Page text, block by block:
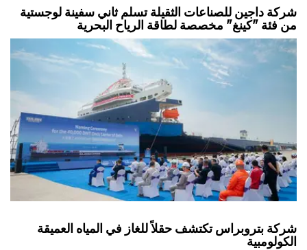
شركة داجين للصناعات الثقيلة تسلم ثاني سفينة لوجستية
من فئة "كينغ" مخصصة لطاقة الرياح البحرية
شركة بتروبراس تكتشف حقلاً للغاز في المياه العميقة
الكولومبية